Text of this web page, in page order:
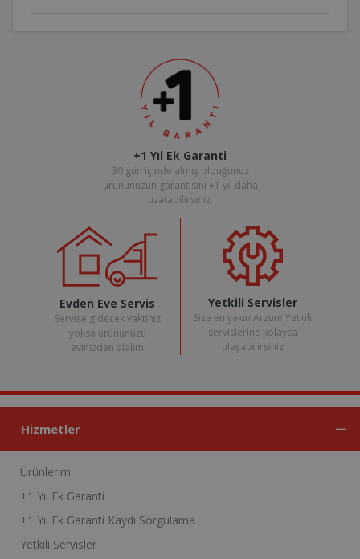
+1 Yıl Ek Garanti
30 gün içinde almış olduğunuz
ürününüzün garantisini +1 yıl daha
uzatabilirsiniz.
Evden Eve Servis
Servise gidecek vaktiniz
yoksa ürününüzü
evinizden alalım
Yetkili Servisler
Size en yakın Arzum Yetkili
servislerine kolayca
ulaşabilirsiniz
Hizmetler
Ürünlerim
+1 Yıl Ek Garanti
+1 Yıl Ek Garanti Kaydı Sorgulama
Yetkili Servisler